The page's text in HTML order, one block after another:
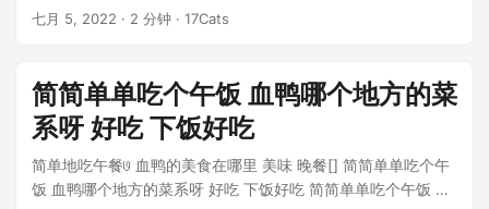
假...
七月 5, 2022 · 2 分钟 · 17Cats
简简单单吃个午饭 血鸭哪个地方的菜
系呀 好吃 下饭好吃
简单地吃午餐𞓜 血鸭的美食在哪里 美味 晚餐[] 简简单单吃个午
饭 血鸭哪个地方的菜系呀 好吃 下饭好吃 简简单单吃个午饭 血